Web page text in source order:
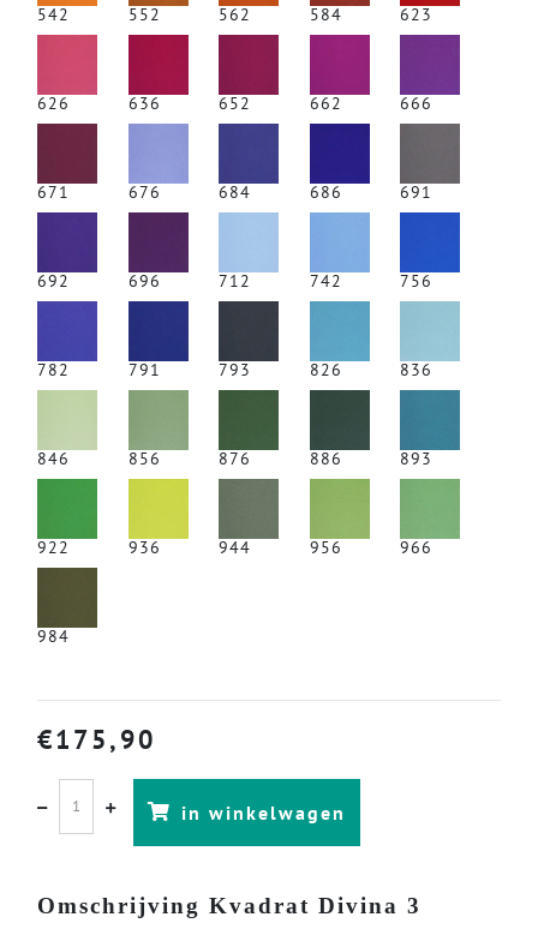
542 552 562 584 623
626 636 652 662 666
671 676 684 686 691
692 696 712 742 756
782 791 793 826 836
846 856 876 886 893
922 936 944 956 966
984
€175,90
in winkelwagen
Omschrijving Kvadrat Divina 3